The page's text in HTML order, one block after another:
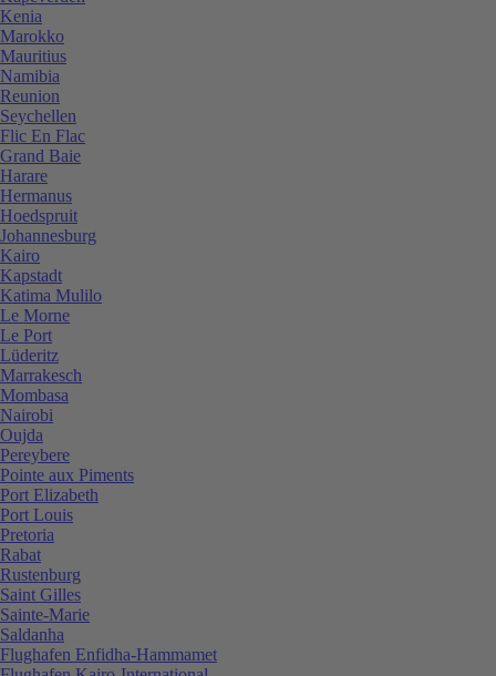
Kenia
Marokko
Mauritius
Namibia
Reunion
Seychellen
Flic En Flac
Grand Baie
Harare
Hermanus
Hoedspruit
Johannesburg
Kairo
Kapstadt
Katima Mulilo
Le Morne
Le Port
Lüderitz
Marrakesch
Mombasa
Nairobi
Oujda
Pereybere
Pointe aux Piments
Port Elizabeth
Port Louis
Pretoria
Rabat
Rustenburg
Saint Gilles
Sainte-Marie
Saldanha
Flughafen Enfidha-Hammamet